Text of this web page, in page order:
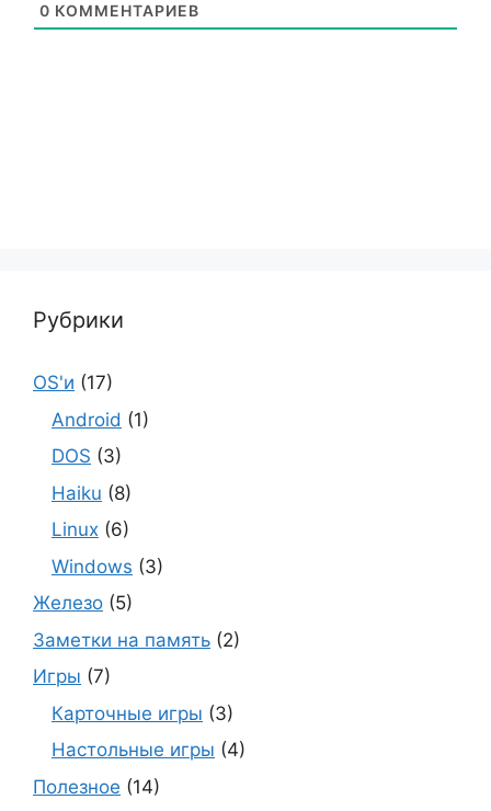
0 КОММЕНТАРИЕВ
Рубрики
OS'и (17)
Android (1)
DOS (3)
Haiku (8)
Linux (6)
Windows (3)
Железо (5)
Заметки на память (2)
Игры (7)
Карточные игры (3)
Настольные игры (4)
Полезное (14)